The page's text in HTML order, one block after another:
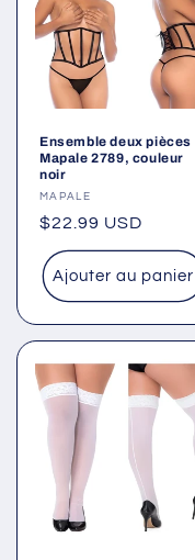
Ensemble deux pièces
Mapale 2789, couleur
noir
Fournisseur :
MAPALE
Prix
habituel
$22.99 USD
Ajouter au panier